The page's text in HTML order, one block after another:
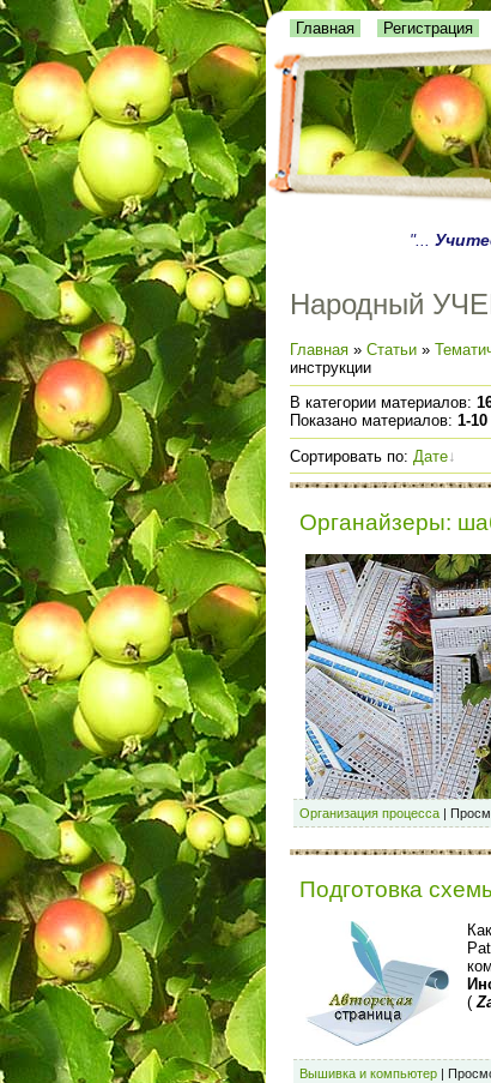
Главная Регистрация
"...
Народный
Главная » Статьи »
инструкции
В категории материалов:
Показано материалов: 1-10
Сортировать по: Дате
Органайзеры:
Организация процесса |
Подготовка
(
Вышивка и компьютер |